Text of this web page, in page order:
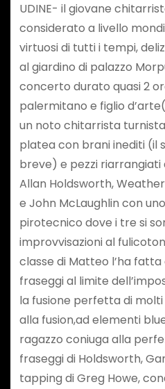
UDINE- il giovane
considerato a livello
virtuosi di tutti i tempi,
al giardino di palazzo
concerto durato quasi 2
palermitano e figlio
un noto chitarrista
platea con brani inediti (il
breve) e pezzi
Allan Holdsworth,
e John McLaughlin con
pirotecnico dove i tre si
improvvisazioni al
classe di Matteo l’ha
fraseggi al limite
la fusione perfetta di molti
alla fusion,ad elementi
ragazzo coniuga alla
fraseggi di Holdsworth,
tapping di Greg Howe,